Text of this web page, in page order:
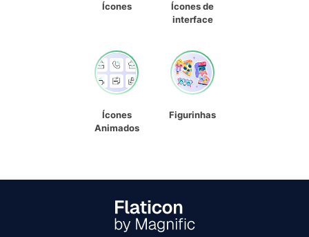
Ícones
Ícones de
interface
Ícones
Animados
Figurinhas